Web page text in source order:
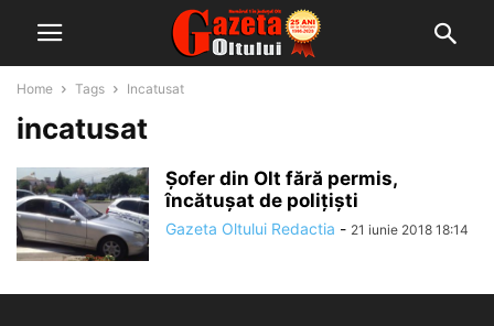
Home Tags Incatusat
incatusat
Șofer din Olt fără permis,
încătușat de polițiști
Gazeta Oltului Redactia - 21 iunie 2018 18:14